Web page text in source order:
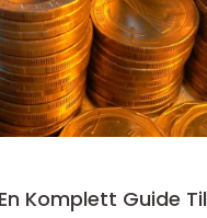
Komplett Guide Til